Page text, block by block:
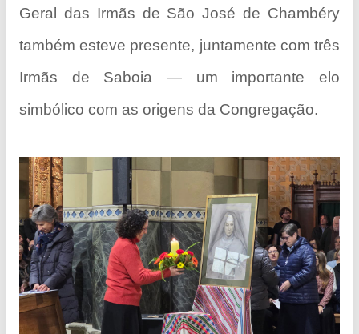
Geral das Irmãs de São José de Chambéry
também esteve presente, juntamente com três
Irmãs de Saboia — um importante elo
simbólico com as origens da Congregação.